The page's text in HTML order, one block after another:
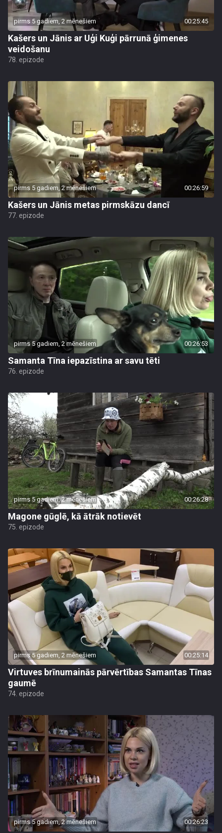
pirms 5 gadiem, 2 mēnešiem 00:25:45
Kašers un Jānis ar Uģi Kuģi pārrunā ģimenes
veidošanu
78. epizode
pirms 5 gadiem, 2 mēnešiem 00:26:59
Kašers un Jānis metas pirmskāzu dancī
77. epizode
pirms 5 gadiem, 2 mēnešiem 00:26:53
Samanta Tīna iepazīstina ar savu tēti
76. epizode
pirms 5 gadiem, 2 mēnešiem 00:26:28
Magone gūglē, kā ātrāk notievēt
75. epizode
pirms 5 gadiem, 2 mēnešiem 00:25:14
Virtuves brīnumainās pārvērtības Samantas Tīnas
gaumē
74. epizode
pirms 5 gadiem, 2 mēnešiem 00:26:23